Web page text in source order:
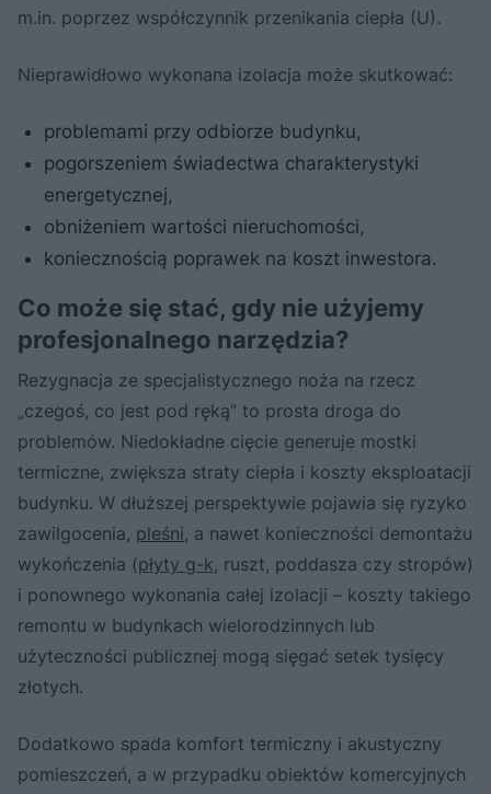
m.in. poprzez współczynnik przenikania ciepła (U).
Nieprawidłowo wykonana izolacja może skutkować:
problemami przy odbiorze budynku,
pogorszeniem świadectwa charakterystyki
energetycznej,
obniżeniem wartości nieruchomości,
koniecznością poprawek na koszt inwestora.
Co może się stać, gdy nie użyjemy
profesjonalnego narzędzia?
Rezygnacja ze specjalistycznego noża na rzecz
„czegoś, co jest pod ręką” to prosta droga do
problemów. Niedokładne cięcie generuje mostki
termiczne, zwiększa straty ciepła i koszty eksploatacji
budynku. W dłuższej perspektywie pojawia się ryzyko
zawilgocenia, pleśni, a nawet konieczności demontażu
wykończenia (płyty g-k, ruszt, poddasza czy stropów)
i ponownego wykonania całej izolacji – koszty takiego
remontu w budynkach wielorodzinnych lub
użyteczności publicznej mogą sięgać setek tysięcy
złotych.
Dodatkowo spada komfort termiczny i akustyczny
pomieszczeń, a w przypadku obiektów komercyjnych